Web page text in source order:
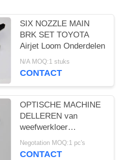
SIX NOZZLE MAIN
BRK SET TOYOTA
Airjet Loom Onderdelen
N/A MOQ:1 stuks
CONTACT
OPTISCHE MACHINE
DELLEREN van
weefwerkloer
reserveonderdelen
METTELING
Negotation MOQ:1 pc's
CONTACT